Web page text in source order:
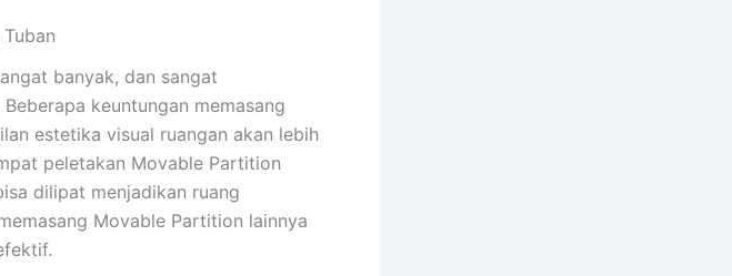
Tuban
banyak, dan sangat
keuntungan memasang
estetika visual ruangan akan lebih
peletakan Movable Partition
dilipat menjadikan ruang
Movable Partition lainnya